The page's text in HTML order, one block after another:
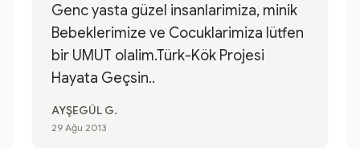
Genc yasta güzel insanlarimiza, minik
Bebeklerimize ve Cocuklarimiza lütfen
bir UMUT olalim.Türk-Kök Projesi
Hayata Geçsin..
AYŞEGÜL G.
29 Ağu 2013